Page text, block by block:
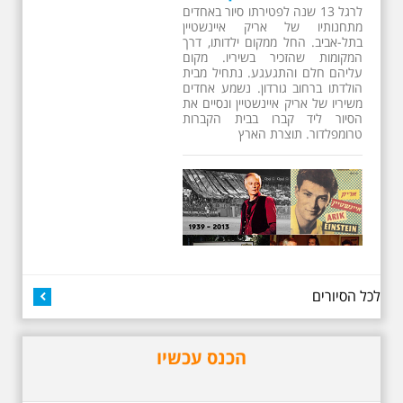
13 שנים לפטירתו של זמר ענק. סיור
באחדים מתחנותיו של אריק איינשטיין
בתל-אביב. החל ממקום ילדותו, דרך
המקומות שהזכיר בשיריו. מקום
עליהם חלם והתגעגע. נתחיל מבית
הולדתו ברחוב גורדון. נשמע אחדים
משיריו של אריק איינשטיין ונסיים את
הסיור ליד קברו בבית הקברות
טרומפלדור. תוצרת הארץ
10:00 אריק איינשטיין
בעקבות חייו ושיריו -
לכל הסיורים
הכנס עכשיו